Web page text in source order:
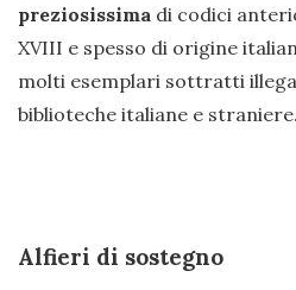
preziosissima di codici
XVIII e spesso di origine
molti esemplari sottratti
biblioteche italiane e straniere.
Alfieri di sostegno